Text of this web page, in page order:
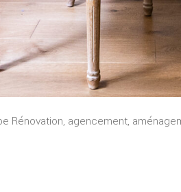
Rénovation, agencement,